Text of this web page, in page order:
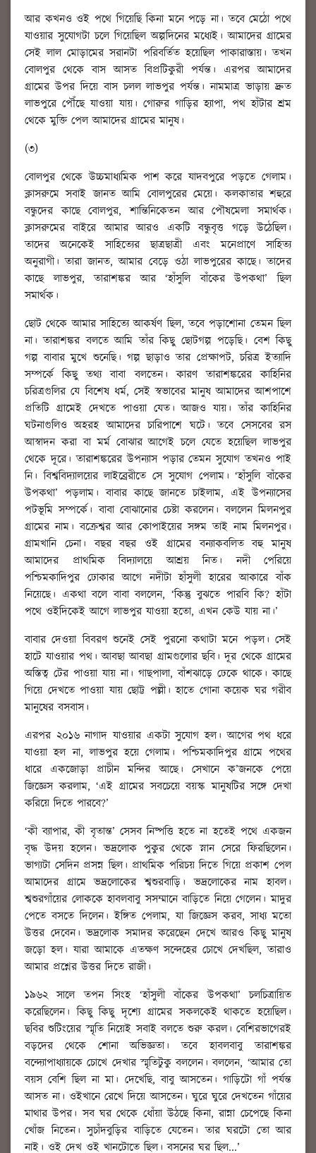
আর কখনও ওই পথে গিয়েছি কিনা মনে পড়ে না। তবে মেঠো পথে
যাওয়ার সুযোগটা চলে গিয়েছিল অল্পদিনের মধ্যেই। আমাদের গ্রামের
সেই লাল মোড়ামের সরানটা পরিবর্তিত হয়েছিল পাকারাস্তায়। তখন
বোলপুর থেকে বাস আসত বিপ্রটিকুরী পর্যন্ত। এরপর আমাদের
গ্রামের উপর দিয়ে বাস চলল লাভপুর পর্যন্ত। নামমাত্র ভাড়ায় দ্রুত
লাভপুরে পৌঁছে যাওয়া যায়। গোরুর গাড়ির হ্যাপা, পথ হাঁটার শ্রম
থেকে মুক্তি পেল আমাদের গ্রামের মানুষ।
(৩)
বোলপুর থেকে উচ্চমাধ্যমিক পাশ করে যাদবপুরে পড়তে গেলাম।
ক্লাসরুমে সবাই জানত আমি বোলপুরের মেয়ে। কলকাতার শহুরে
বন্ধুদের কাছে বোলপুর, শান্তিনিকেতন আর পৌষমেলা সমার্থক।
ক্লাসরুমের বাইরে আমার আরও একটি বন্ধুবৃত্ত গড়ে উঠেছিল।
তাদের অনেকেই সাহিত্যের ছাত্রছাত্রী এবং মনেপ্রাণে সাহিত্য
অনুরাগী। তারা জানত, আমার বেড়ে ওঠা লাভপুরের কাছে। তাদের
কাছে লাভপুর, তারাশঙ্কর আর ‘হাঁসুলি বাঁকের উপকথা’ ছিল
সমার্থক।
ছোট থেকে আমার সাহিত্যে আকর্ষণ ছিল, তবে পড়াশোনা তেমন ছিল
না। তারাশঙ্কর বলতে আমি তাঁর কিছু ছোটগল্প পড়েছি। বেশ কিছু
গল্প বাবার মুখে শুনেছি। গল্প ছাড়াও তার প্রেক্ষাপট, চরিত্র ইত্যাদি
সম্পর্কে কিছু তথ্য বাবা বলতেন। কারণ তারাশঙ্করের কাহিনির
চরিত্রগুলির যে বিশেষ ধর্ম, সেই স্বভাবের মানুষ আমাদের আশপাশে
প্রতিটি গ্রামেই দেখতে পাওয়া যেত। আজও যায়। তাঁর কাহিনির
ঘটনাগুলিও অহরহ আমাদের চারিপাশে ঘটে। তবে সেসবের রস
আস্বাদন করা বা মর্ম বোঝার আগেই চলে যেতে হয়েছিল লাভপুর
থেকে দূরে। তারাশঙ্করের উপন্যাস পড়ার তেমন সুযোগ তখনও পাই
নি। বিশ্ববিদ্যালয়ের লাইব্রেরীতে সে সুযোগ পেলাম। ‘হাঁসুলি বাঁকের
উপকথা’ পড়লাম। বাবার কাছে জানতে চাইলাম, এই উপন্যাসের
পটভূমি সম্পর্কে। বাবা বোঝানোর চেষ্টা করলেন। বললেন মিলনপুর
গ্রামের নাম। বক্রেশ্বর আর কোপাইয়ের সঙ্গম তাই নাম মিলনপুর।
গ্রামখানি চেনা। বছর বছর ওই গ্রামের বন্যাকবলিত বহু মানুষ
আমাদের প্রাথমিক বিদ্যালয়ে আশ্রয় নিত। নদী পেরিয়ে
পশ্চিমকাদিপুর ঢোকার আগে নদীটা হাঁসুলী হারের আকারে বাঁক
নিয়েছে। একথা বলে বাবা বললেন, ‘কিন্তু বুঝতে পারবি কি? হাঁটা
পথে ওইদিকেই আগে লাভপুর যাওয়া হতো, এখন কেউ যায় না।’
বাবার দেওয়া বিবরণ শুনেই সেই পুরনো কথাটা মনে পড়ল। সেই
হাটে যাওয়ার পথ। আবছা আবছা গ্রামগুলোর ছবি। দূর থেকে গ্রামের
অস্তিত্ব টের পাওয়া যায় না। গাছপালা, বাঁশঝাড়ে ঢেকে থাকে। কাছে
গিয়ে দেখতে পাওয়া যায় ছোট্ট পল্লী। হাতে গোনা কয়েক ঘর গরীব
মানুষের বসবাস।
এরপর ২০১৬ নাগাদ যাওয়ার একটা সুযোগ হল। আগের পথ ধরে
যাওয়া হল না, লাভপুর হয়ে গেলাম। পশ্চিমকাদিপুর গ্রামে পথের
ধারে একজোড়া প্রাচীন মন্দির আছে। সেখানে ক’জনকে পেয়ে
জিজ্ঞেস করলাম, ‘এই গ্রামের সবচেয়ে বয়স্ক মানুষটির সঙ্গে দেখা
করিয়ে দিতে পারবে?’
‘কী ব্যাপার, কী বৃতান্ত’ সেসব নিষ্পত্তি হতে না হতেই পথে একজন
বৃদ্ধ উদয় হলেন। ভদ্রলোক পুকুর থেকে স্নান সেরে ফিরছিলেন।
ভাগ্যটা সেদিন প্রসন্ন ছিল। প্রাথমিক পরিচয় দিতে গিয়ে প্রকাশ পেল
আমাদের গ্রামে ভদ্রলোকের শ্বশুরবাড়ি। ভদ্রলোকের নাম হাবল।
শ্বশুরগাঁয়ের লোককে হাবলবাবু সসম্মানে বাড়িতে নিয়ে গেলেন। মাদুর
পেতে বসতে দিলেন। ইঙ্গিত পেলাম, যা জিজ্ঞেস করব, সাধ্য মতো
উত্তর দেবেন। ভদ্রলোক সমাদর করেছেন দেখে আরও কিছু মানুষ
জড়ো হল। যারা আমাকে এতক্ষণ সন্দেহের চোখে দেখছিল, তারাও
আমার প্রশ্নের উত্তর দিতে রাজী।
১৯৬২ সালে তপন সিংহ ‘হাঁসুলী বাঁকের উপকথা’ চলচিত্রায়িত
করেছিলেন। কিছু কিছু দৃশ্যে গ্রামের সকলকেই থাকতে হয়েছিল।
ছবির শুটিংয়ের স্মৃতি নিয়েই সবাই বলতে শুরু করল। বেশিরভাগেরই
বড়দের থেকে শোনা অভিজ্ঞতা। তবে হাবলবাবু তারাশঙ্কর
বন্দ্যোপাধ্যায়কে চোখে দেখার স্মৃতিটুকু বললেন। বললেন, ‘আমার তো
বয়স বেশি ছিল না মা। দেখেছি, বাবু আসতেন। গাড়িটো গাঁ পর্যন্ত
আসত না। ওইখানে রেখে দিয়ে আসতেন। ঘুরে ঘুরে দেখতেন গাঁয়ের
মাথার উপর। সব ঘর থেকে ধোঁয়া উঠছে কিনা, রান্না চেপেছে কিনা
খোঁজ নিতেন। সুচাঁদবুড়ির বাড়িতে যেতেন। তার ঘরটো তো আর
নাই। ওই দেখ ওই খানটোতে ছিল। বসনের ঘর ছিল...’